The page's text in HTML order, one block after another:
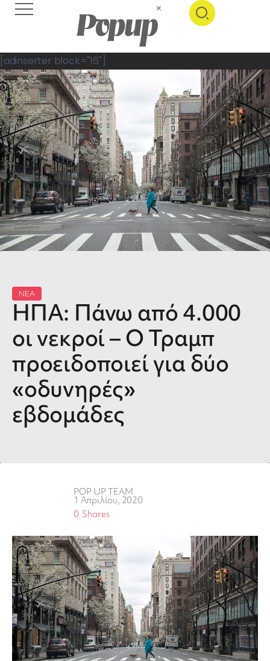
[adinserter block="16"]
ΝΕΑ
ΗΠΑ: Πάνω από 4.000
οι νεκροί – Ο Τραμπ
προειδοποιεί για δύο
«οδυνηρές»
εβδομάδες
POP UP TEAM
1 Απριλίου, 2020
Shares
0